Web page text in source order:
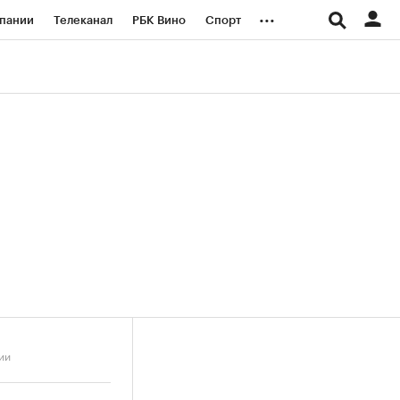
Телеканал РБК Вино Спорт ...